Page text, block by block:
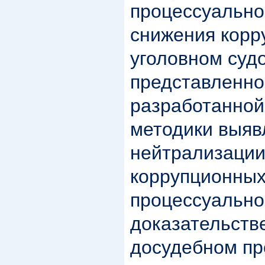
снижения
уголовном
методики
досудебном